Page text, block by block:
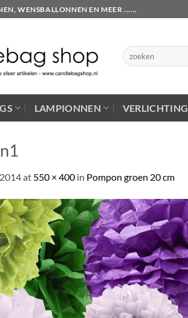
WENSBALLONNEN EN MEER ......
Zoeken
naar:
LAMPIONNEN VERLICHTING
at 550 × 400 in Pompon groen 20 cm